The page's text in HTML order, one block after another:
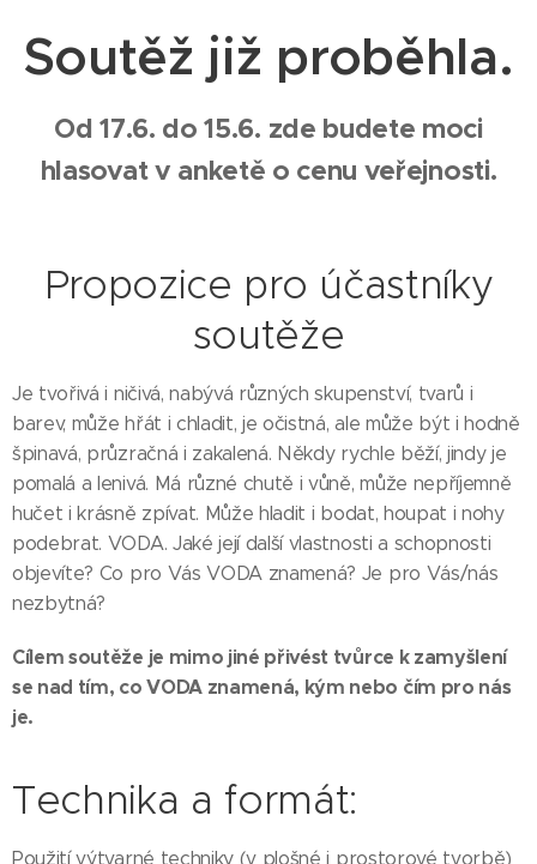
Soutěž již proběhla.
Od 17.6. do 15.6. zde budete moci
hlasovat v anketě o cenu veřejnosti.
Propozice pro účastníky
soutěže
Je tvořivá i ničivá, nabývá různých skupenství, tvarů i
barev, může hřát i chladit, je očistná, ale může být i hodně
špinavá, průzračná i zakalená. Někdy rychle běží, jindy je
pomalá a lenivá. Má různé chutě i vůně, může nepříjemně
hučet i krásně zpívat. Může hladit i bodat, houpat i nohy
podebrat. VODA. Jaké její další vlastnosti a schopnosti
objevíte? Co pro Vás VODA znamená? Je pro Vás/nás
nezbytná?
Cílem soutěže je mimo jiné přivést tvůrce k zamyšlení
se nad tím, co VODA znamená, kým nebo čím pro nás
je.
Technika a formát:
Použití výtvarné techniky (v plošné i prostorové tvorbě)